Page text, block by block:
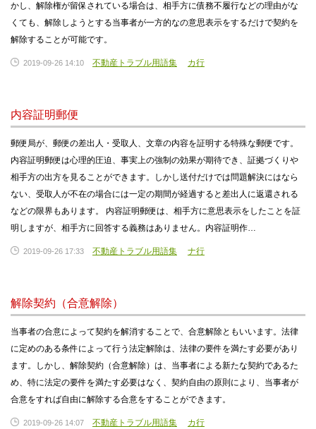
かし、解除権が留保されている場合は、相手方に債務不履行などの理由がな
くても、解除しようとする当事者が一方的なの意思表示をするだけで契約を
解除することが可能です。
2019-09-26 14:10 不動産トラブル用語集 カ行
内容証明郵便
郵便局が、郵便の差出人・受取人、文章の内容を証明する特殊な郵便です。
内容証明郵便は心理的圧迫、事実上の強制の効果が期待でき、証拠づくりや
相手方の出方を見ることができます。しかし送付だけでは問題解決にはなら
ない、受取人が不在の場合には一定の期間が経過すると差出人に返還される
などの限界もあります。 内容証明郵便は、相手方に意思表示をしたことを証
明しますが、相手方に回答する義務はありません。内容証明作…
2019-09-26 17:33 不動産トラブル用語集 ナ行
解除契約（合意解除）
当事者の合意によって契約を解消することで、合意解除ともいいます。法律
に定めのある条件によって行う法定解除は、法律の要件を満たす必要があり
ます。しかし、解除契約（合意解除）は、当事者による新たな契約であるた
め、特に法定の要件を満たす必要はなく、契約自由の原則により、当事者が
合意をすれば自由に解除する合意をすることができます。
2019-09-26 14:07 不動産トラブル用語集 カ行